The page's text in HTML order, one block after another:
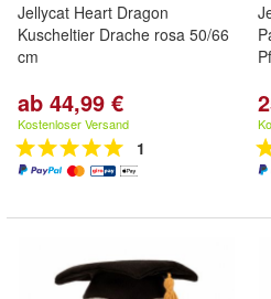
Jellycat Heart Dragon
Kuscheltier Drache rosa 50/66
cm
ab 44,99 €
Kostenloser Versand
1